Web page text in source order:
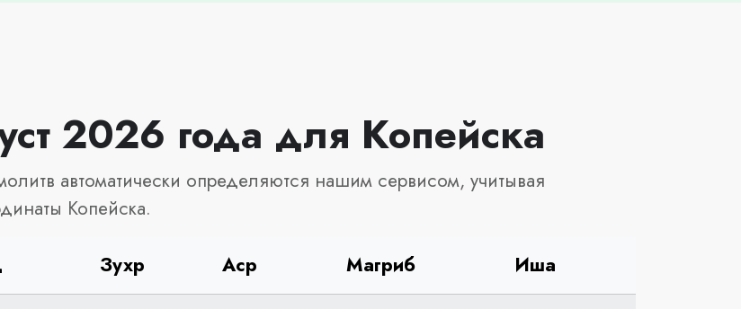
2026 года для Копейска
автоматически определяются нашим сервисом, учитывая
Копейска.
Зухр Аср Магриб Иша